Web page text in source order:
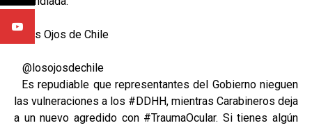
Los Ojos de Chile
@losojosdechile
Es repudiable que representantes del Gobierno nieguen
las vulneraciones a los #DDHH, mientras Carabineros deja
a un nuevo agredido con #TraumaOcular. Si tienes algún